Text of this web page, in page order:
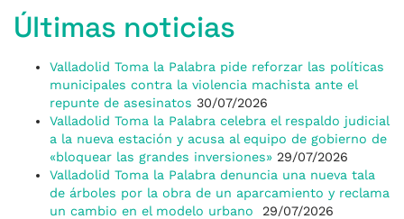
Últimas noticias
Valladolid Toma la Palabra pide reforzar las políticas
municipales contra la violencia machista ante el
repunte de asesinatos 30/07/2026
Valladolid Toma la Palabra celebra el respaldo judicial
a la nueva estación y acusa al equipo de gobierno de
«bloquear las grandes inversiones» 29/07/2026
Valladolid Toma la Palabra denuncia una nueva tala
de árboles por la obra de un aparcamiento y reclama
un cambio en el modelo urbano
29/07/2026